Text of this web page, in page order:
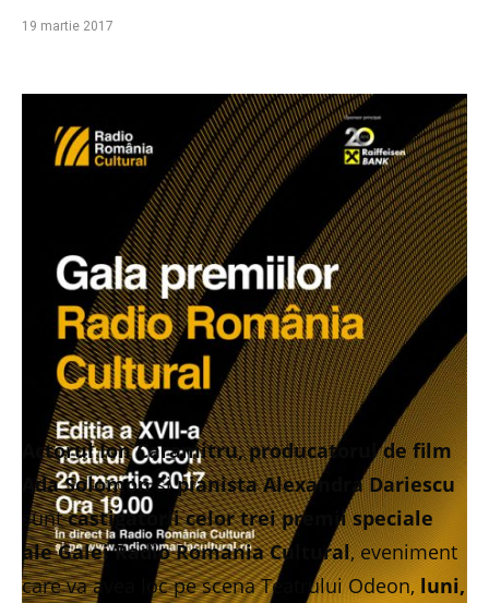
19 martie 2017
Actorul Ion Caramitru, producatorul de film
Ada Solomonsipianista Alexandra Dariescu
suntcastigatorii celor trei premii speciale
ale Galei Radio Romania Cultural, eveniment
care va avea loc pe scena Teatrului Odeon, luni,